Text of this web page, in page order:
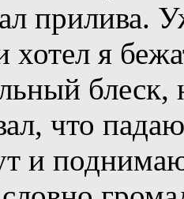
прилива.
хотел я
что
и